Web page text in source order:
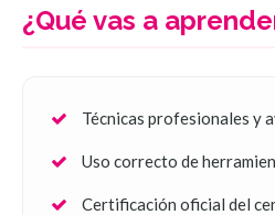
¿Qué vas a
Técnicas profesionales y
Uso correcto de
Certificación oficial del